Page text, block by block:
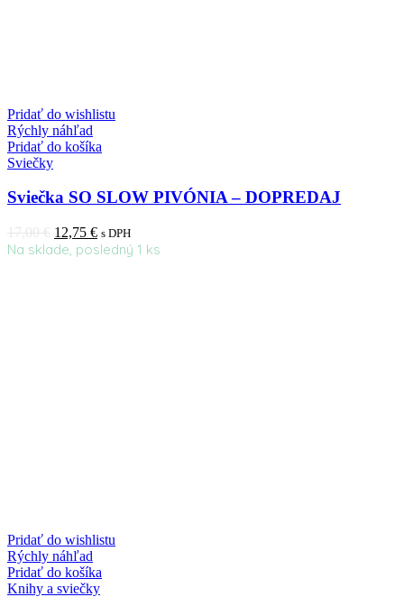
Pridať do wishlistu
Rýchly náhľad
Pridať do košíka
Sviečky
Sviečka SO SLOW PIVÓNIA – DOPREDAJ
12,75 € s DPH
Na sklade, posledný 1 ks
Pridať do wishlistu
Rýchly náhľad
Pridať do košíka
Knihy a sviečky